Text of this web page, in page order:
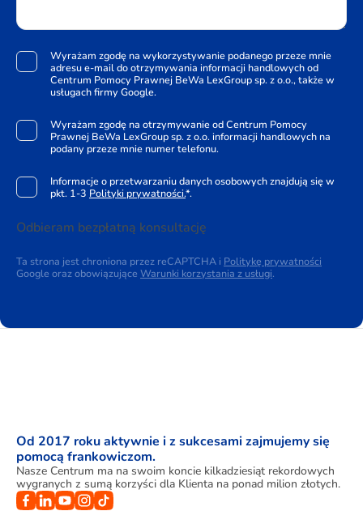
Wyrażam zgodę na wykorzystywanie podanego przeze mnie
adresu e-mail do otrzymywania informacji handlowych od
Centrum Pomocy Prawnej BeWa LexGroup sp. z o.o., także w
usługach firmy Google.
Wyrażam zgodę na otrzymywanie od Centrum Pomocy
Prawnej BeWa LexGroup sp. z o.o. informacji handlowych na
podany przeze mnie numer telefonu.
Informacje o przetwarzaniu danych osobowych znajdują się w
pkt. 1-3 Polityki prywatności.*.
Odbieram bezpłatną konsultację
Ta strona jest chroniona przez reCAPTCHA i Politykę prywatności
Google oraz obowiązujące Warunki korzystania z usługi.
Od 2017 roku aktywnie i z sukcesami zajmujemy się
pomocą frankowiczom.
Nasze Centrum ma na swoim koncie kilkadziesiąt rekordowych
wygranych z sumą korzyści dla Klienta na ponad milion złotych.